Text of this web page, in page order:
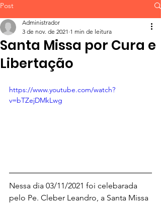
Post
Santa Missa por Cura e
Libertação
Administrador
3 de nov. de 2021 1 min de leitura
https://www.youtube.com/watch?
v=bTZejDMkLwg
Nessa dia 03/11/2021 foi celebarada
pelo Pe. Cleber Leandro, a Santa Missa